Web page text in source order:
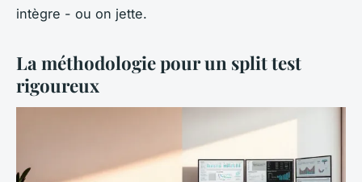
intègre - ou on jette.
La méthodologie pour un split test
rigoureux